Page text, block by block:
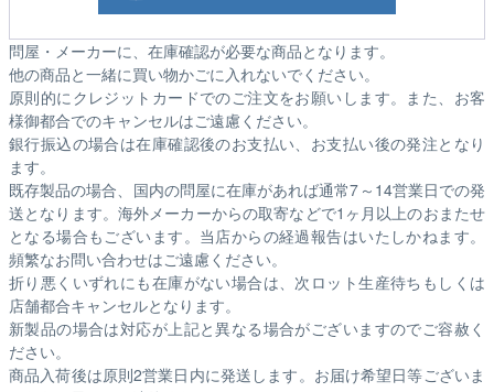
問屋・メーカーに、在庫確認が必要な商品となります。
他の商品と一緒に買い物かごに入れないでください。
原則的にクレジットカードでのご注文をお願いします。また、お客
様御都合でのキャンセルはご遠慮ください。
銀行振込の場合は在庫確認後のお支払い、お支払い後の発注となり
ます。
既存製品の場合、国内の問屋に在庫があれば通常7～14営業日での発
送となります。海外メーカーからの取寄などで1ヶ月以上のおまたせ
となる場合もございます。 当店からの経過報告はいたしかねます。
頻繁なお問い合わせはご遠慮ください。
折り悪くいずれにも在庫がない場合は、次ロット生産待ちもしくは
店舗都合キャンセルとなります。
新製品の場合は対応が上記と異なる場合がございますのでご容赦く
ださい。
商品入荷後は原則2営業日内に発送します。お届け希望日等ございま